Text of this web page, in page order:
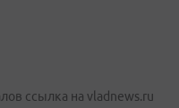
ссылка на vladnews.ru